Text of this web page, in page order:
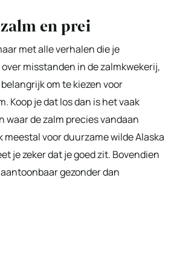
en prei
met alle verhalen die je
misstanden in de zalmkwekerij,
om te kiezen voor
Koop je dat los dan is het vaak
waar de zalm precies vandaan
meestal voor duurzame wilde Alaska
je zeker dat je goed zit. Bovendien
gezonder dan